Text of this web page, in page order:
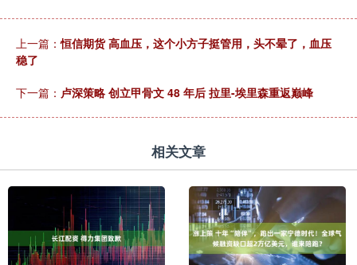
上一篇：恒信期货 高血压，这个小方子挺管用，头不晕了，血压
稳了
下一篇： 卢深策略 创立甲骨文 48 年后 拉里-埃里森重返巅峰
相关文章